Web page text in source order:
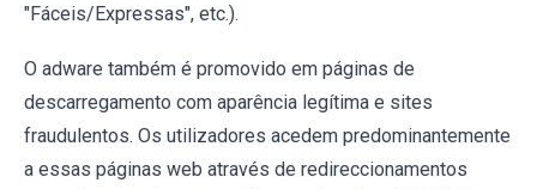
"Fáceis/Expressas", etc.).
O adware também é promovido em páginas de
descarregamento com aparência legítima e sites
fraudulentos. Os utilizadores acedem predominantemente
a essas páginas web através de redireccionamentos